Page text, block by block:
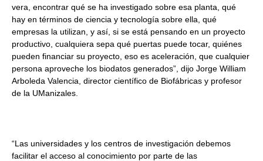
vera, encontrar qué se ha investigado sobre esa planta, qué
hay en términos de ciencia y tecnología sobre ella, qué
empresas la utilizan, y así, si se está pensando en un proyecto
productivo, cualquiera sepa qué puertas puede tocar, quiénes
pueden financiar su proyecto, eso es aceleración, que cualquier
persona aproveche los biodatos generados”, dijo Jorge William
Arboleda Valencia, director científico de Biofábricas y profesor
de la UManizales.
“Las universidades y los centros de investigación debemos
facilitar el acceso al conocimiento por parte de las